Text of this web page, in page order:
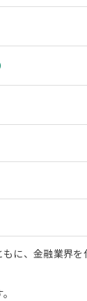
に、金融業界